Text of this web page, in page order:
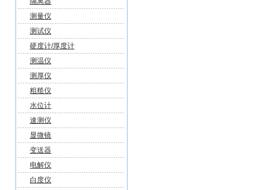
测量仪
测试仪
硬度计/厚度计
测温仪
测厚仪
粗糙仪
水位计
速测仪
显微镜
变送器
电解仪
白度仪